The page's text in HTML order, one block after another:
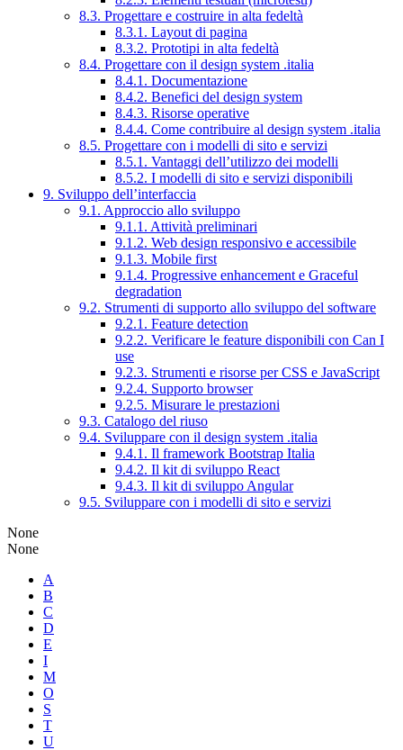
8.3. Progettare e costruire in alta fedeltà
8.3.1. Layout di pagina
8.3.2. Prototipi in alta fedeltà
8.4. Progettare con il design system .italia
8.4.1. Documentazione
8.4.2. Benefici del design system
8.4.3. Risorse operative
8.4.4. Come contribuire al design system .italia
8.5. Progettare con i modelli di sito e servizi
8.5.1. Vantaggi dell’utilizzo dei modelli
8.5.2. I modelli di sito e servizi disponibili
9. Sviluppo dell’interfaccia
9.1. Approccio allo sviluppo
9.1.1. Attività preliminari
9.1.2. Web design responsivo e accessibile
9.1.3. Mobile first
9.1.4. Progressive enhancement e Graceful
degradation
9.2. Strumenti di supporto allo sviluppo del software
9.2.1. Feature detection
9.2.2. Verificare le feature disponibili con Can I
use
9.2.3. Strumenti e risorse per CSS e JavaScript
9.2.4. Supporto browser
9.2.5. Misurare le prestazioni
9.3. Catalogo del riuso
9.4. Sviluppare con il design system .italia
9.4.1. Il framework Bootstrap Italia
9.4.2. Il kit di sviluppo React
9.4.3. Il kit di sviluppo Angular
9.5. Sviluppare con i modelli di sito e servizi
None
None
A
B
C
D
E
I
M
O
S
T
U